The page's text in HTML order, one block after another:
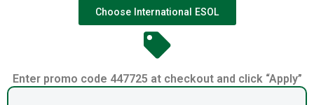
Choose International ESOL
Enter promo code 447725 at checkout and click “Apply”